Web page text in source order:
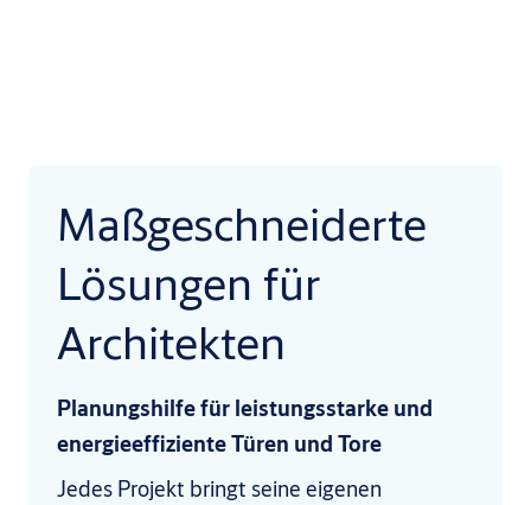
Maßgeschneiderte
Lösungen für
Architekten
Planungshilfe für leistungsstarke und
energieeffiziente Türen und Tore
Jedes Projekt bringt seine eigenen